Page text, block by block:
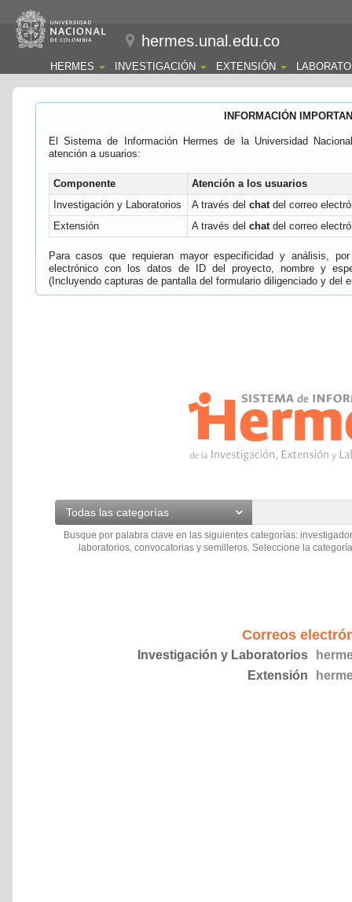
hermes.unal.edu.co
HERMES INVESTIGACIÓN EXTENSIÓN
INFORMACIÓN
El Sistema de Información Hermes de la Universidad
atención a usuarios:
Componente
Atención a los usuarios
Investigación y Laboratorios
A través del chatdel correo
Extensión
A través del chatdel correo
Para casos que requieran mayor especificidad y análisis,
electrónico con los datos de ID del proyecto, nombre y
(Incluyendo capturas de pantalla del formulario diligenciado y del
Todas las categorías
Busque por palabra clave en las siguientes categorías:
laboratorios, convocatorias y semilleros. Seleccione la
Correos
Investigación y Laboratorios
Extensión